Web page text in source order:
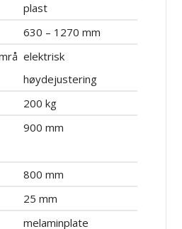
plast
630 – 1270 mm
elektrisk
høydejustering
200 kg
900 mm
800 mm
25 mm
melaminplate